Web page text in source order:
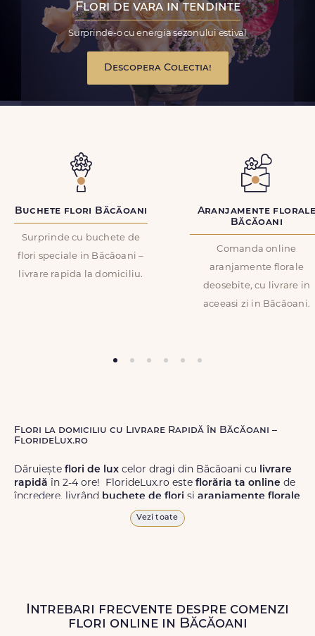
Flori de vara in tendinte
Surprinde-o cu energia sezonului estival
Descopera Colectia!
Buchete flori Băcăoani
Surprinde cu buchete de
flori speciale in Băcăoani –
livrare rapida la domiciliu.
Aranjamente
Băcăoani
Comanda online
aranjamente florale
deosebite, cu livrare in
aceeasi zi in Băcăoani.
Flori la domiciliu cu Livrare Rapidă în Băcăoani –
FlorideLux.ro
Dăruiește flori de lux celor dragi din Băcăoani cu livrare
rapidă în 2-4 ore! FlorideLux.ro este florăria ta online de
încredere, livrând buchete de flori și aranjamente florale
de calitate superioară în Băcăoani și în toată România.
Livrăm buchete de florichiar și în weekend, pentru ca tu
să poți adresa un gest frumos atunci când ai nevoie.
Vezi toate
Intrebari frecvente despre comenzi
flori online in Băcăoani